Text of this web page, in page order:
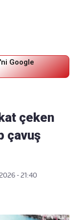
Google
çeken
çavuş
- 21:40